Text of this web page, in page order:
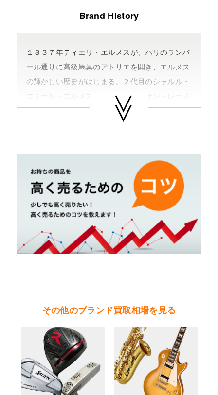
Brand History
１８３７年ティエリ・エルメスが、パリのランパ
ール通りに高級馬具のアトリエを開き、エルメス
の輝かしい歴史がはじまる。２代目のシャルル・
エミール・エルメスがフォーブル・サントレーノ
２４番地にアトリエを移転し（現在の本店所在
地）、製造・卸売りだけではなく、顧客に対して
なるオータクロアの発売をする。
ケリーバッグは、オータクロアをハンドバッグ型
に改良したサック・ア・クロアが元々のモデル
名。１９５５年元女優のモナコ王妃グレースケリ
ーが妊娠したお腹をサック・ア・クロアで隠した
写真が注目を浴び、ケリーバッグの呼称が定着し
た。また、バーキンは１９８４年に女優ジェーン
バーキンに由来し誕生。現在、大人気モデルとな
プリュム、エブリン、ガーデンパティー、ピコタ
ン、エールバッグ、ベアンなど数多くの人気モデ
ルを展開している。
その他のブランド買取相場を見る